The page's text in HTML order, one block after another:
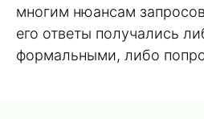
многим нюансам
его ответы получались
формальными, либо